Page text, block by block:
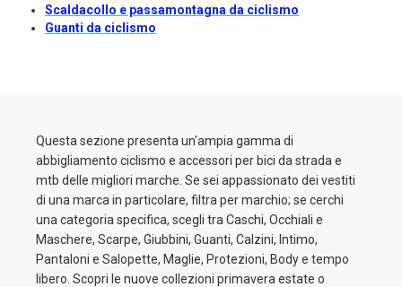
Scaldacollo e passamontagna da ciclismo
Guanti da ciclismo
Questa sezione presenta un'ampia gamma di
abbigliamento ciclismo e accessori per bici da strada e
mtb delle migliori marche. Se sei appassionato dei vestiti
di una marca in particolare, filtra per marchio; se cerchi
una categoria specifica, scegli tra Caschi, Occhiali e
Maschere, Scarpe, Giubbini, Guanti, Calzini, Intimo,
Pantaloni e Salopette, Maglie, Protezioni, Body e tempo
libero. Scopri le nuove collezioni primavera estate o